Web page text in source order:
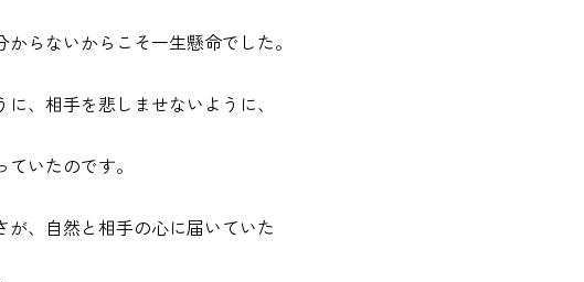
らないからこそ一生懸命でした。
、相手を悲しませないように、
いたのです。
が、自然と相手の心に届いていた